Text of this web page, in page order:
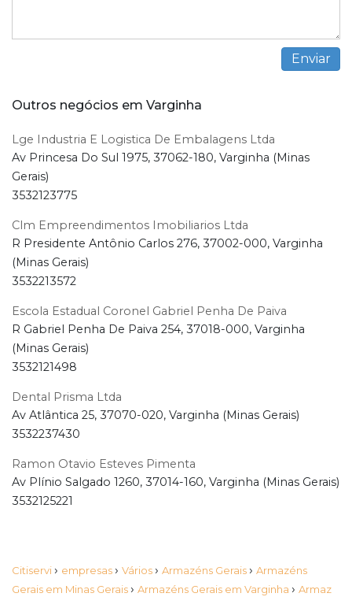
Outros negócios em Varginha
Lge Industria E Logistica De Embalagens Ltda
Av Princesa Do Sul 1975, 37062-180, Varginha (Minas
Gerais)
3532123775
Clm Empreendimentos Imobiliarios Ltda
R Presidente Antônio Carlos 276, 37002-000, Varginha
(Minas Gerais)
3532213572
Escola Estadual Coronel Gabriel Penha De Paiva
R Gabriel Penha De Paiva 254, 37018-000, Varginha
(Minas Gerais)
3532121498
Dental Prisma Ltda
Av Atlântica 25, 37070-020, Varginha (Minas Gerais)
3532237430
Ramon Otavio Esteves Pimenta
Av Plínio Salgado 1260, 37014-160, Varginha (Minas Gerais)
3532125221
Citiservi › empresas › Vários › Armazéns Gerais › Armazéns
Gerais em Minas Gerais › Armazéns Gerais em Varginha › Armaz